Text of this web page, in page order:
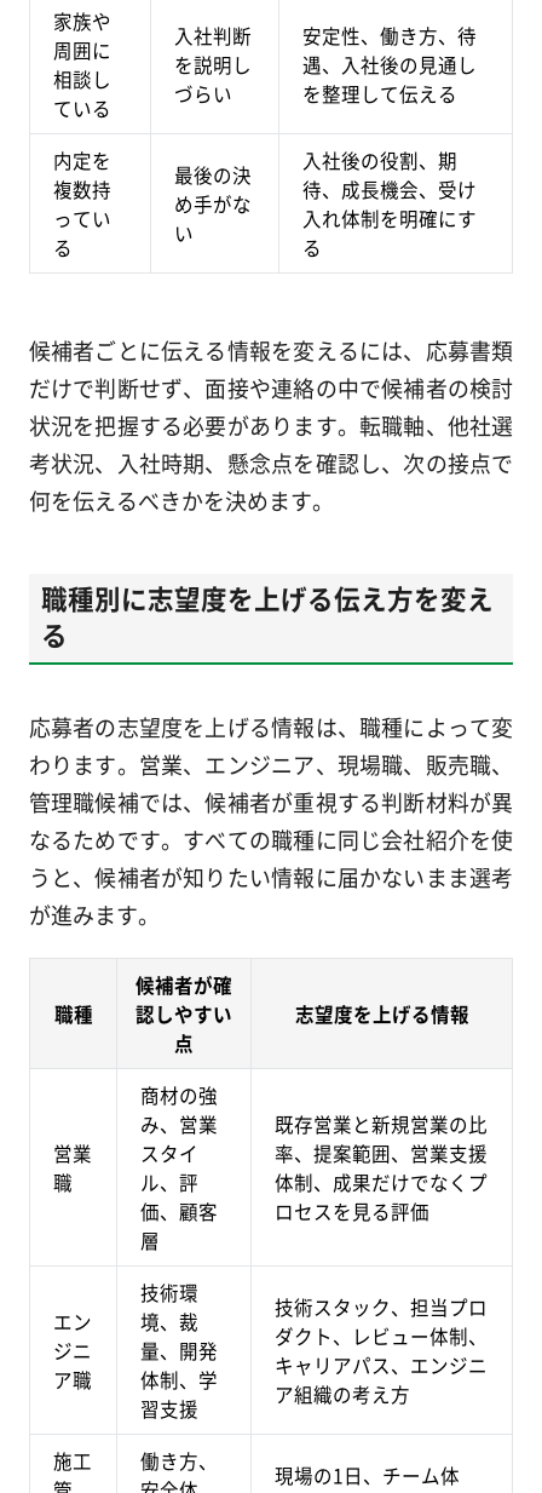
家族や
周囲に
相談し
ている
入社判断
を説明し
づらい
安定性、働き方、待
遇、入社後の見通し
を整理して伝える
内定を
複数持
ってい
る
最後の決
め手がな
い
入社後の役割、期
待、成長機会、受け
入れ体制を明確にす
る
候補者ごとに伝える情報を変えるには、応募書類
だけで判断せず、面接や連絡の中で候補者の検討
状況を把握する必要があります。転職軸、他社選
考状況、入社時期、懸念点を確認し、次の接点で
何を伝えるべきかを決めます。
職種別に志望度を上げる伝え方を変え
る
応募者の志望度を上げる情報は、職種によって変
わります。営業、エンジニア、現場職、販売職、
管理職候補では、候補者が重視する判断材料が異
なるためです。すべての職種に同じ会社紹介を使
うと、候補者が知りたい情報に届かないまま選考
が進みます。
職種
候補者が確
認しやすい
点
志望度を上げる情報
営業
職
商材の強
み、営業
スタイ
ル、評
価、顧客
層
既存営業と新規営業の比
率、提案範囲、営業支援
体制、成果だけでなくプ
ロセスを見る評価
エン
ジニ
ア職
技術環
境、裁
量、開発
体制、学
習支援
技術スタック、担当プロ
ダクト、レビュー体制、
キャリアパス、エンジニ
ア組織の考え方
施工
働き方、
現場の1日、チーム体